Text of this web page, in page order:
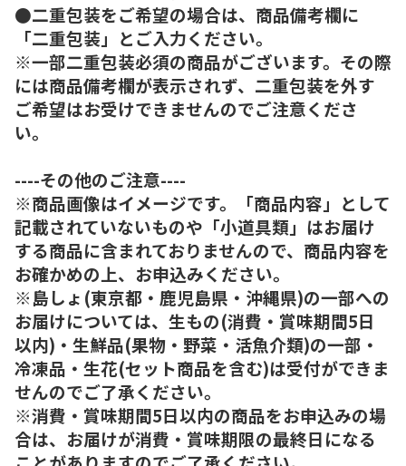
●二重包装をご希望の場合は、商品備考欄に
「二重包装」とご入力ください。
※一部二重包装必須の商品がございます。その際
には商品備考欄が表示されず、二重包装を外す
ご希望はお受けできませんのでご注意くださ
い。
----その他のご注意----
※商品画像はイメージです。「商品内容」として
記載されていないものや「小道具類」はお届け
する商品に含まれておりませんので、商品内容を
お確かめの上、お申込みください。
※島しょ(東京都・鹿児島県・沖縄県)の一部への
お届けについては、生もの(消費・賞味期間5日
以内)・生鮮品(果物・野菜・活魚介類)の一部・
冷凍品・生花(セット商品を含む)は受付ができま
せんのでご了承ください。
※消費・賞味期間5日以内の商品をお申込みの場
合は、お届けが消費・賞味期限の最終日になる